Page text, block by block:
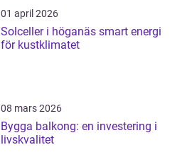
01 april 2026
Solceller i höganäs smart energi
för kustklimatet
08 mars 2026
Bygga balkong: en investering i
livskvalitet